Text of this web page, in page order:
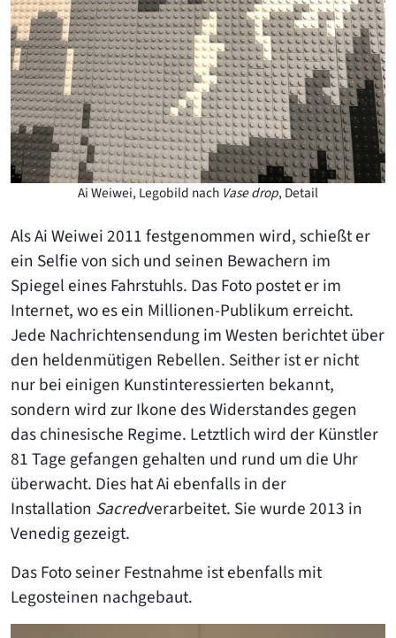
Ai Weiwei, Legobild nach Vase drop, Detail
Als Ai Weiwei 2011 festgenommen wird, schießt er
ein Selfie von sich und seinen Bewachern im
Spiegel eines Fahrstuhls. Das Foto postet er im
Internet, wo es ein Millionen-Publikum erreicht.
Jede Nachrichtensendung im Westen berichtet über
den heldenmütigen Rebellen. Seither ist er nicht
nur bei einigen Kunstinteressierten bekannt,
sondern wird zur Ikone des Widerstandes gegen
das chinesische Regime. Letztlich wird der Künstler
81 Tage gefangen gehalten und rund um die Uhr
überwacht. Dies hat Ai ebenfalls in der
Installation Sacredverarbeitet. Sie wurde 2013 in
Venedig gezeigt.
Das Foto seiner Festnahme ist ebenfalls mit
Legosteinen nachgebaut.